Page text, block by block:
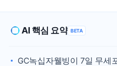
AI 핵심 요약 BETA
GC녹십자웰빙이 7일 무세